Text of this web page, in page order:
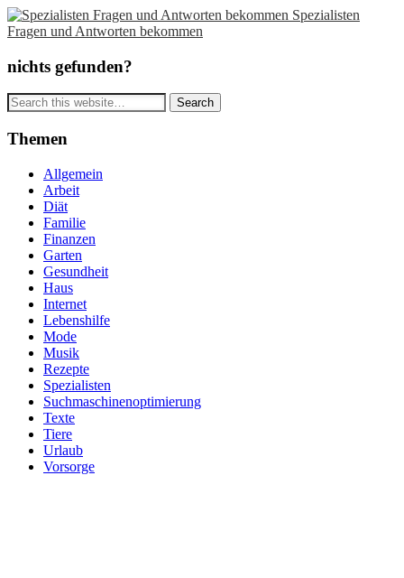
Spezialisten
Fragen und Antworten bekommen
nichts gefunden?
Themen
Allgemein
Arbeit
Diät
Familie
Finanzen
Garten
Gesundheit
Haus
Internet
Lebenshilfe
Mode
Musik
Rezepte
Spezialisten
Suchmaschinenoptimierung
Texte
Tiere
Urlaub
Vorsorge